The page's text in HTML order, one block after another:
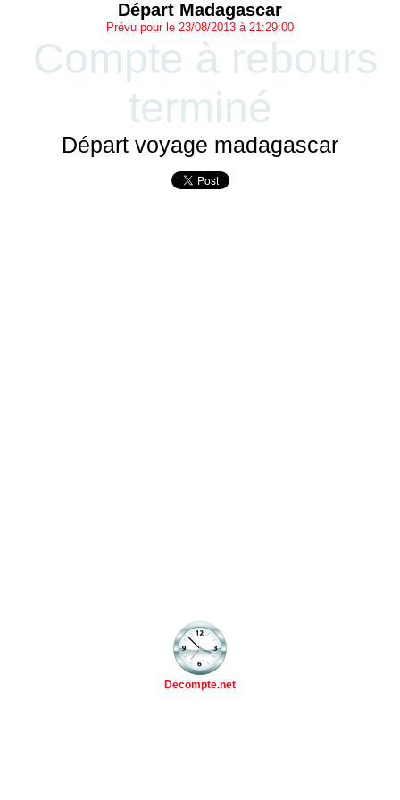
Départ Madagascar
Prévu pour le 23/08/2013 à 21:29:00
Compte à rebours
terminé
Départ voyage madagascar
Decompte.net